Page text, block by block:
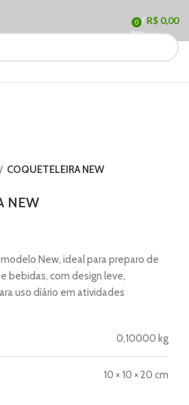
0
itens
/ R$ 0,00
COQUETELEIRA NEW
NEW
New, ideal para preparo de
bebidas, com design leve,
uso diário em atividades
0,10000 kg
10 × 10 × 20 cm